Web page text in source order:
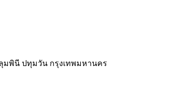
มพินี ปทุมวัน กรุงเทพมหานคร